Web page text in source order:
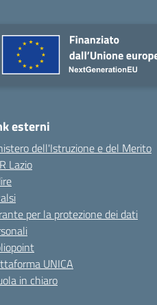
esterni
dell'Istruzione e del Merito
Lazio
per la protezione dei dati
UNICA
in chiaro